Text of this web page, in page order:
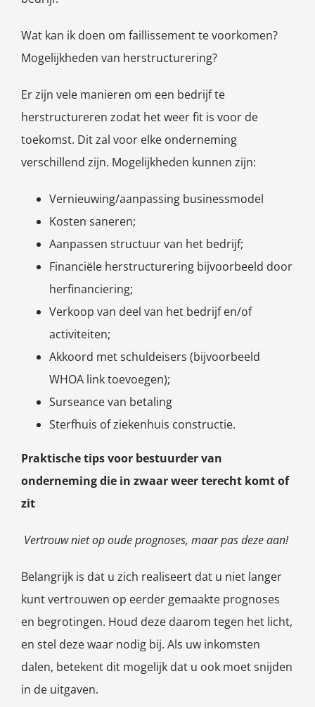
Wat kan ik doen om faillissement te voorkomen?
Mogelijkheden van herstructurering?
Er zijn vele manieren om een bedrijf te
herstructureren zodat het weer fit is voor de
toekomst. Dit zal voor elke onderneming
verschillend zijn. Mogelijkheden kunnen zijn:
Vernieuwing/aanpassing businessmodel
Kosten saneren;
Aanpassen structuur van het bedrijf;
Financiële herstructurering bijvoorbeeld door
herfinanciering;
Verkoop van deel van het bedrijf en/of
activiteiten;
Akkoord met schuldeisers (bijvoorbeeld
WHOA link toevoegen);
Surseance van betaling
Sterfhuis of ziekenhuis constructie.
Praktische tips voor bestuurder van
onderneming die in zwaar weer terecht komt of
zit
Vertrouw niet op oude prognoses, maar pas deze aan!
Belangrijk is dat u zich realiseert dat u niet langer
kunt vertrouwen op eerder gemaakte prognoses
en begrotingen. Houd deze daarom tegen het licht,
en stel deze waar nodig bij. Als uw inkomsten
dalen, betekent dit mogelijk dat u ook moet snijden
in de uitgaven.